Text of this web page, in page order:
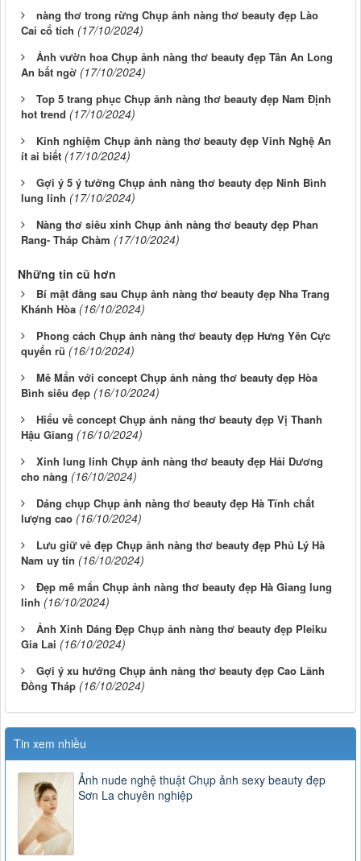
nàng thơ trong rừng Chụp ảnh nàng thơ beauty đẹp Lào
Cai cổ tích (17/10/2024)
Ảnh vườn hoa Chụp ảnh nàng thơ beauty đẹp Tân An Long
An bất ngờ (17/10/2024)
Top 5 trang phục Chụp ảnh nàng thơ beauty đẹp Nam Định
hot trend (17/10/2024)
Kinh nghiệm Chụp ảnh nàng thơ beauty đẹp Vinh Nghệ An
ít ai biết (17/10/2024)
Gợi ý 5 ý tưởng Chụp ảnh nàng thơ beauty đẹp Ninh Bình
lung linh (17/10/2024)
Nàng thơ siêu xinh Chụp ảnh nàng thơ beauty đẹp Phan
Rang- Tháp Chàm (17/10/2024)
Những tin cũ hơn
Bí mật đằng sau Chụp ảnh nàng thơ beauty đẹp Nha Trang
Khánh Hòa (16/10/2024)
Phong cách Chụp ảnh nàng thơ beauty đẹp Hưng Yên Cực
quyến rũ (16/10/2024)
Mê Mẩn với concept Chụp ảnh nàng thơ beauty đẹp Hòa
Bình siêu đẹp (16/10/2024)
Hiểu về concept Chụp ảnh nàng thơ beauty đẹp Vị Thanh
Hậu Giang (16/10/2024)
Xinh lung linh Chụp ảnh nàng thơ beauty đẹp Hải Dương
cho nàng (16/10/2024)
Dáng chụp Chụp ảnh nàng thơ beauty đẹp Hà Tĩnh chất
lượng cao (16/10/2024)
Lưu giữ vẻ đẹp Chụp ảnh nàng thơ beauty đẹp Phủ Lý Hà
Nam uy tín (16/10/2024)
Đẹp mê mẩn Chụp ảnh nàng thơ beauty đẹp Hà Giang lung
linh (16/10/2024)
Ảnh Xinh Dáng Đẹp Chụp ảnh nàng thơ beauty đẹp Pleiku
Gia Lai (16/10/2024)
Gợi ý xu hướng Chụp ảnh nàng thơ beauty đẹp Cao Lãnh
Đồng Tháp (16/10/2024)
Tin xem nhiều
Ảnh nude nghệ thuật Chụp ảnh sexy beauty đẹp
Sơn La chuyên nghiệp